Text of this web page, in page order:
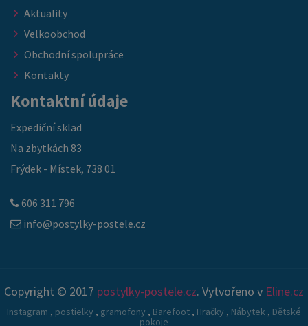
Aktuality
Velkoobchod
Obchodní spolupráce
Kontakty
Kontaktní údaje
Expediční sklad
Na zbytkách 83
Frýdek - Místek, 738 01
606 311 796
info@postylky-postele.cz
Copyright © 2017 postylky-postele.cz. Vytvořeno v Eline.cz
Instagram , postielky , gramofony , Barefoot , Hračky , Nábytek , Dětské
pokoje